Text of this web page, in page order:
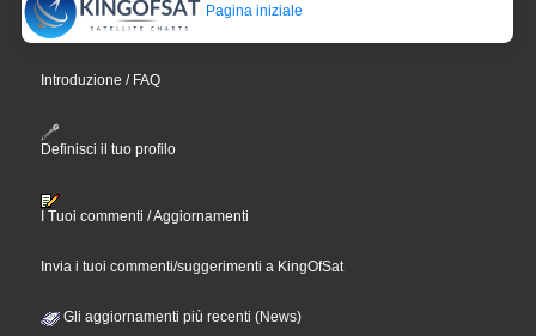
Pagina iniziale
Introduzione / FAQ
Definisci il tuo profilo
I Tuoi commenti / Aggiornamenti
Invia i tuoi commenti/suggerimenti a KingOfSat
Gli aggiornamenti più recenti (News)